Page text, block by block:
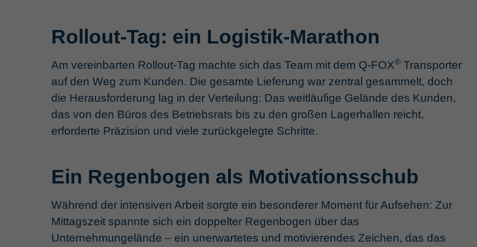
Rollout-Tag: ein Logistik-Marathon
Am vereinbarten Rollout-Tag machte sich das Team mit dem Q-FOX® Transporter
auf den Weg zum Kunden. Die gesamte Lieferung war zentral gesammelt, doch
die Herausforderung lag in der Verteilung: Das weitläufige Gelände des Kunden,
das von den Büros des Betriebsrats bis zu den großen Lagerhallen reicht,
erforderte Präzision und viele zurückgelegte Schritte.
Ein Regenbogen als Motivationsschub
Während der intensiven Arbeit sorgte ein besonderer Moment für Aufsehen: Zur
Mittagszeit spannte sich ein doppelter Regenbogen über das
Unternehmungelände – ein unerwartetes und motivierendes Zeichen, das das